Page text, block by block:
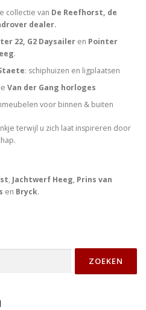
collectie van De Reefhorst, de
dealer.
22, G2 Daysailer en Pointer
.
: schiphuizen en ligplaatsen
Van der Gang horloges
voor binnen & buiten
terwijl u zich laat inspireren door
, Jachtwerf Heeg, Prins van
en Bryck.